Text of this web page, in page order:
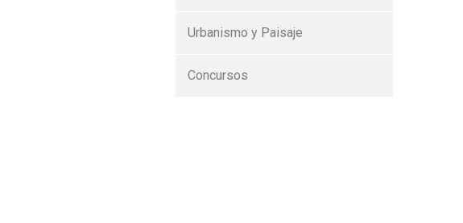
Urbanismo y Paisaje
Concursos